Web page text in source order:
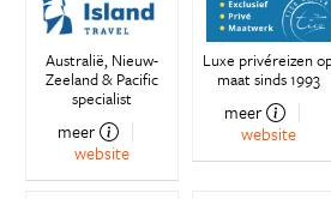
Australië, Nieuw-
Zeeland & Pacific
specialist
meer
website
Luxe privéreizen
maat sinds 1993
meer
website